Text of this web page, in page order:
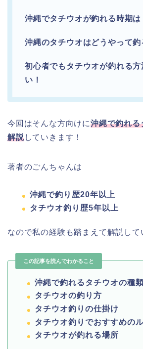
沖縄でタチウオが釣れる時期は
沖縄のタチウオはどうやって釣
初心者でもタチウオが釣れる方
い！
今回はそんな方向けに沖縄で釣れる
解説していきます！
著者のごんちゃんは
沖縄で釣り歴20年以上
タチウオ釣り歴5年以上
なので私の経験も踏まえて解説して
この記事を読んでわかること
沖縄で釣れるタチウオの種類
タチウオの釣り方
タチウオ釣りの仕掛け
タチウオ釣りでおすすめの
タチウオが釣れる場所